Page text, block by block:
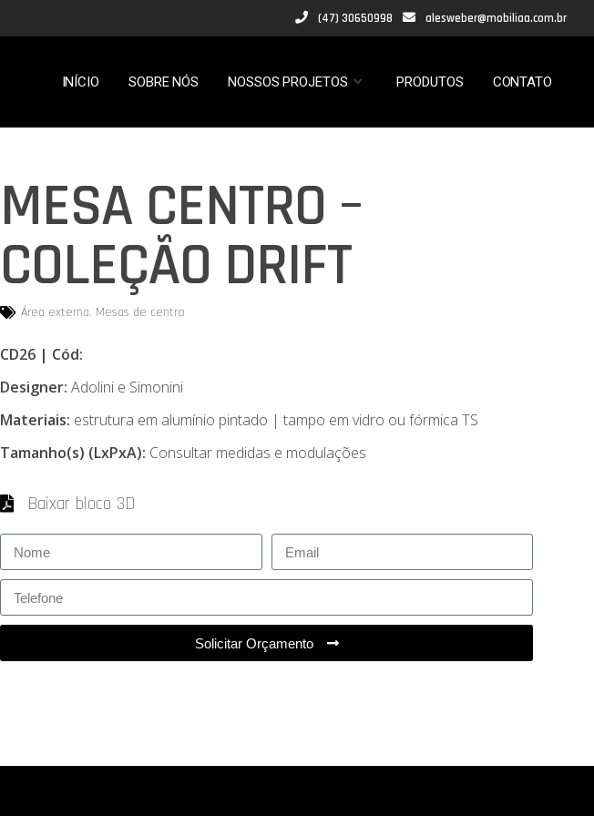
(47) 30650998 alesweber@mobiliaa.com.br
INÍCIO SOBRE NÓS NOSSOS PROJETOS PRODUTOS CONTATO
MESA CENTRO –
COLEÇÃO DRIFT
Área externa, Mesas de centro
CD26 | Cód:
Designer: Adolini e Simonini
Materiais: estrutura em alumínio pintado | tampo em vidro ou fórmica TS
Tamanho(s) (LxPxA): Consultar medidas e modulações
Baixar bloco 3D
Solicitar Orçamento